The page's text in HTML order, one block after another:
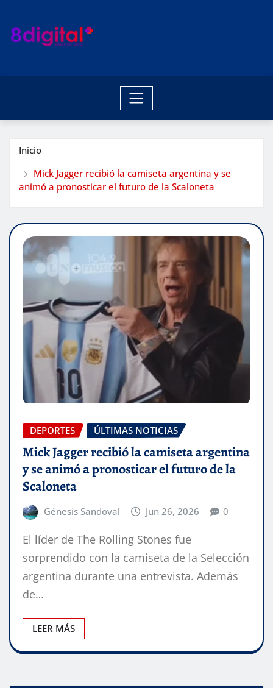
contenido
Inicio
Mick Jagger recibió la camiseta argentina y se
animó a pronosticar el futuro de la Scaloneta
DEPORTES ÚLTIMAS NOTICIAS
Mick Jagger recibió la camiseta argentina
y se animó a pronosticar el futuro de la
Scaloneta
Génesis Sandoval Jun 26, 2026 0
El líder de The Rolling Stones fue
sorprendido con la camiseta de la Selección
argentina durante una entrevista. Además
de…
LEER MÁS